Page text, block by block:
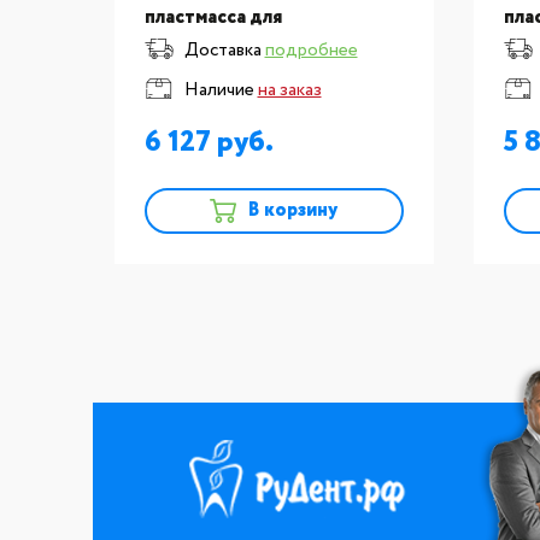
пластмасса для
изготовления частично-
съемных зубных протезов,
пластмасса хол. отв. для
бюгелей 500г
Доставкаподробнее
Наличиена заказ
6 127
В корзину
5